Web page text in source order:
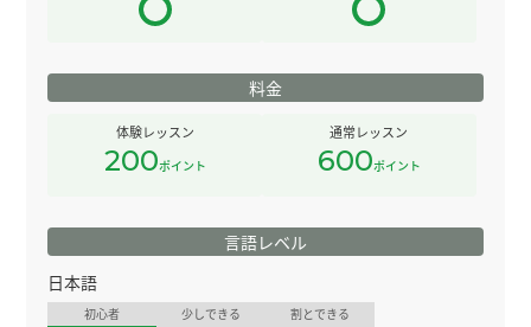
料金
体験レッスン
200ポイント
通常レッスン
600ポイント
言語レベル
日本語
初心者 少しできる
割とできる